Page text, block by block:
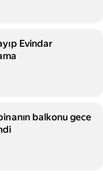
Evindar
balkonu gece